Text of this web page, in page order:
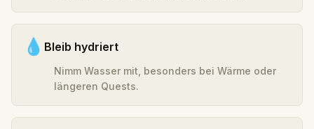
💧 Bleib hydriert
Nimm Wasser mit, besonders bei Wärme oder
längeren Quests.